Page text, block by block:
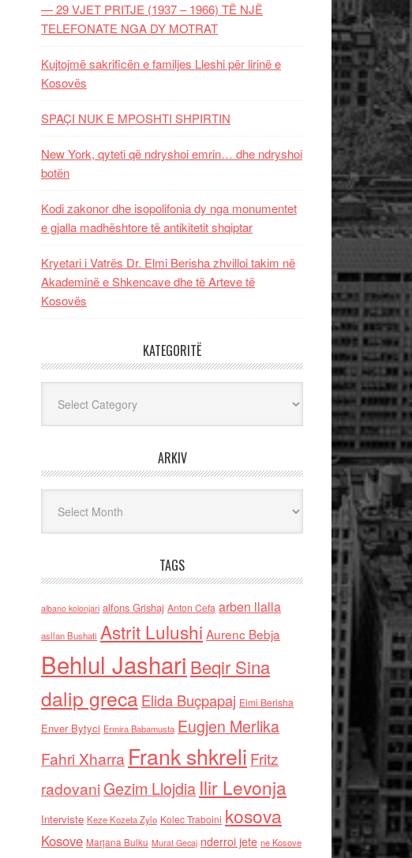
— 29 VJET PRITJE (1937 – 1966) TË NJË
TELEFONATE NGA DY MOTRAT
Kujtojmë sakrificën e familjes Lleshi për lirinë e
Kosovës
SPAÇI NUK E MPOSHTI SHPIRTIN
New York, qyteti që ndryshoi emrin… dhe ndryshoi
botën
Kodi zakonor dhe isopolifonia dy nga monumentet
e gjalla madhështore të antikitetit shqiptar
Kryetari i Vatrës Dr. Elmi Berisha zhvilloi takim në
Akademinë e Shkencave dhe të Arteve të
Kosovës
KATEGORITË
ARKIV
TAGS
albano kolonjari alfons Grishaj Anton Cefa arben llalla
asllan Bushati Astrit Lulushi Aurenc Bebja
Behlul Jashari Beqir Sina
dalip grecaElida Buçpapaj Elmi Berisha
Enver Bytyci Ermira Babamusta Eugjen Merlika
Fahri Xharra Frank shkreli Fritz
radovaniGezim Llojdia Ilir Levonja
Interviste Keze Kozeta Zylo Kolec Traboini kosova
Kosove Marjana Bulku Murat Gecaj nderroi jete ne Kosove